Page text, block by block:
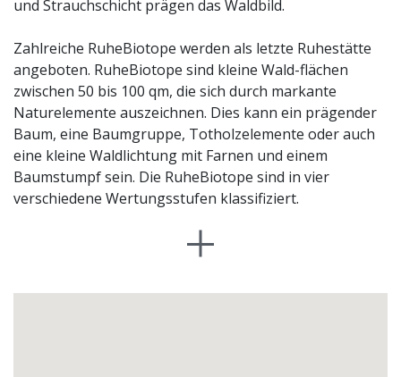
und Strauchschicht prägen das Waldbild.
Zahlreiche RuheBiotope werden als letzte Ruhestätte
angeboten. RuheBiotope sind kleine Wald-flächen
zwischen 50 bis 100 qm, die sich durch markante
Naturelemente auszeichnen. Dies kann ein prägender
Baum, eine Baumgruppe, Totholzelemente oder auch
eine kleine Waldlichtung mit Farnen und einem
Baumstumpf sein. Die RuheBiotope sind in vier
verschiedene Wertungsstufen klassifiziert.
Die Auswahl und Ankauf des RuheBiotops kann bereits
zu Lebzeiten erfolgen. Es besteht die Möglichkeit
biotopen zu wählen. Die Einzelbiotope sind einer